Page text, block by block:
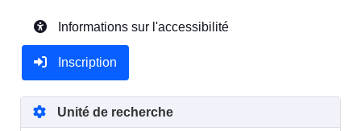
Informations sur l'accessibilité
Inscription
Unité de recherche